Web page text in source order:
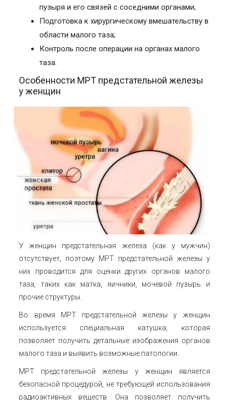
пузыря и его связей с соседними органами;
Подготовка к хирургическому вмешательству в
области малого таза;
Контроль после операции на органах малого
таза.
Особенности МРТ предстательной железы
у женщин
У женщин предстательная железа (как у мужчин)
отсутствует, поэтому МРТ предстательной железы у
них проводится для оценки других органов малого
таза, таких как матка, яичники, мочевой пузырь и
прочие структуры.
Во время МРТ предстательной железы у женщин
используется специальная катушка, которая
позволяет получить детальные изображения органов
малого таза и выявить возможные патологии.
МРТ предстательной железы у женщин является
безопасной процедурой, не требующей использования
радиоактивных веществ. Она позволяет получить